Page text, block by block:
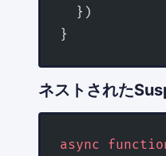
  })
}
ネストされた
async